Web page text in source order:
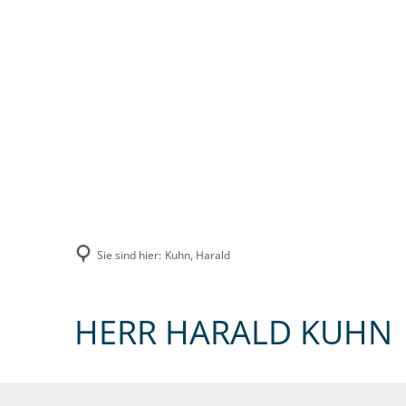
Sie sind hier: Kuhn, Harald
HERR HARALD KUHN